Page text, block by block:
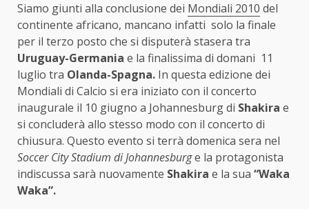
Siamo giunti alla conclusione dei Mondiali 2010 del
continente africano, mancano infatti solo la finale
per il terzo posto che si disputerà stasera tra
Uruguay-Germania e la finalissima di domani 11
luglio tra Olanda-Spagna. In questa edizione dei
Mondiali di Calcio si era iniziato con il concerto
inaugurale il 10 giugno a Johannesburg di Shakira e
si concluderà allo stesso modo con il concerto di
chiusura. Questo evento si terrà domenica sera nel
Soccer City Stadium di Johannesburge la protagonista
indiscussa sarà nuovamente Shakira e la sua “Waka
Waka”.